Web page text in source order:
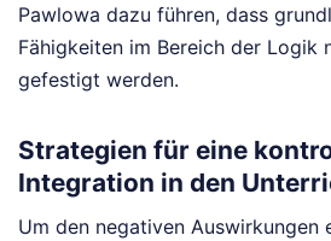
Pawlowa dazu führen, dass
Fähigkeiten im Bereich der Logik
gefestigt werden.
Strategien für eine
Integration in den
Um den negativen Auswirkungen